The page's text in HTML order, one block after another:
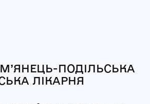
ПОДІЛЬСЬКА
ЛІКАРНЯ